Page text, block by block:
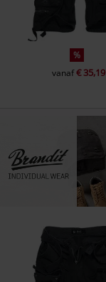
%
vanaf€ 35,19